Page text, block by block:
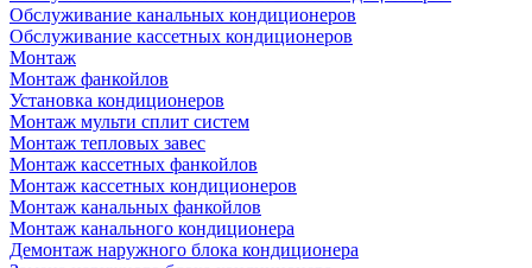
Обслуживание канальных кондиционеров
Обслуживание кассетных кондиционеров
Монтаж
Монтаж фанкойлов
Установка кондиционеров
Монтаж мульти сплит систем
Монтаж тепловых завес
Монтаж кассетных фанкойлов
Монтаж кассетных кондиционеров
Монтаж канальных фанкойлов
Монтаж канального кондиционера
Демонтаж наружного блока кондиционера